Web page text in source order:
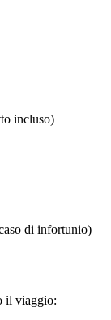
incluso)
di infortunio)
il viaggio: